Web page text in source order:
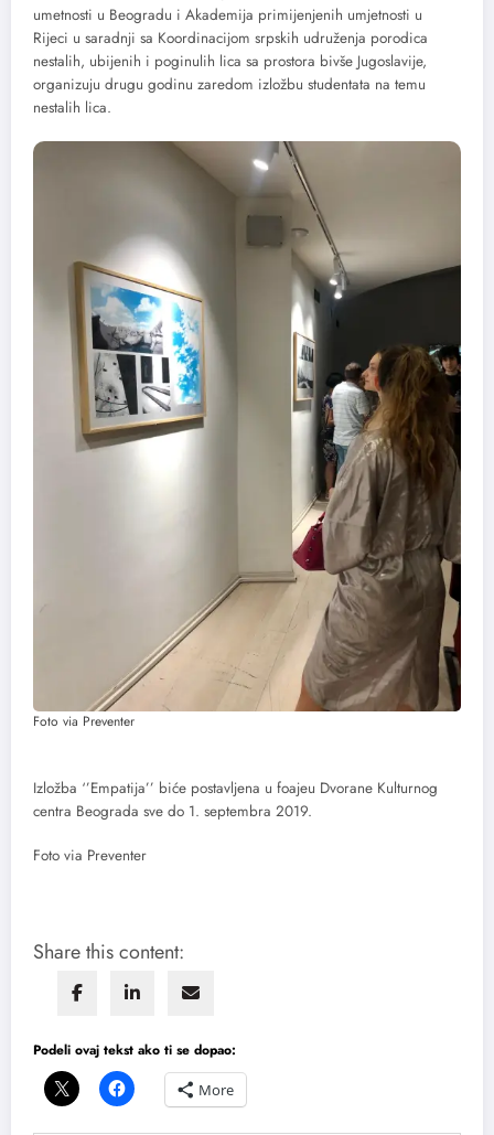
umetnosti u Beogradu i Akademija primijenjenih umjetnosti u
Rijeci u saradnji sa Koordinacijom srpskih udruženja porodica
nestalih, ubijenih i poginulih lica sa prostora bivše Jugoslavije,
organizuju drugu godinu zaredom izložbu studentata na temu
nestalih lica.
Foto via Preventer
Izložba ‘’Empatija’’ biće postavljena u foajeu Dvorane Kulturnog
centra Beograda sve do 1. septembra 2019.
Foto via Preventer
Share this content:
Podeli ovaj tekst ako ti se dopao:
More